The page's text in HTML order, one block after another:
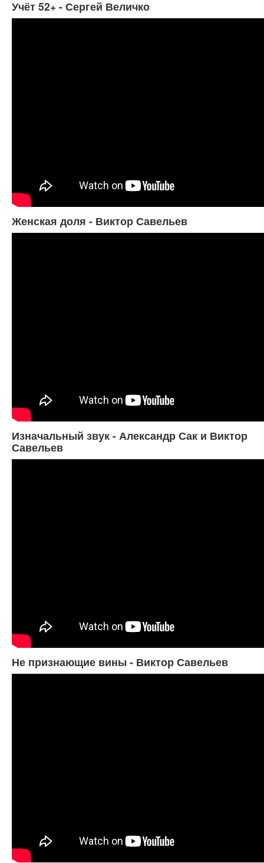
Учёт 52+ - Сергей Величко
Женская доля - Виктор Савельев
Изначальный звук - Александр Сак и Виктор
Савельев
Не признающие вины - Виктор Савельев